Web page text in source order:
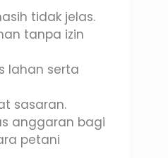
tidak jelas.
tanpa izin
lahan serta
sasaran.
anggaran bagi
petani